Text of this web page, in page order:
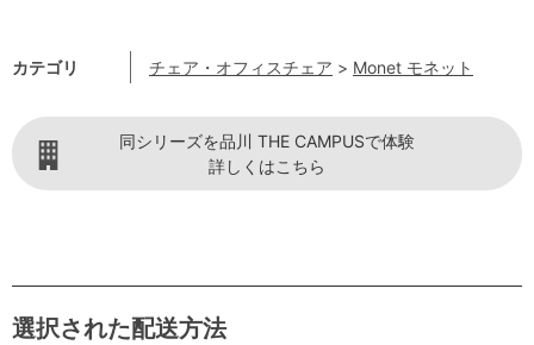
カテゴリ チェア・オフィスチェア > Monet モネット
同シリーズを品川 THE CAMPUSで体験
詳しくはこちら
選択された配送方法